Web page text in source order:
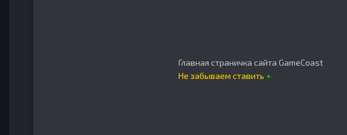
Главная страничка сайта GameCoast
Не забываем ставить +